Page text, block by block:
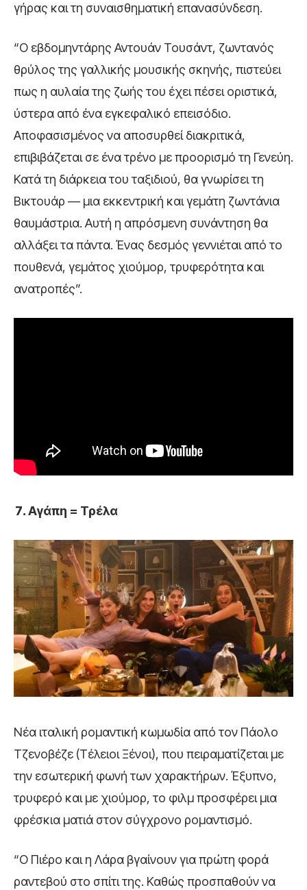
γήρας και τη συναισθηματική επανασύνδεση.
“Ο εβδομηντάρης Αντουάν Τουσάντ, ζωντανός
θρύλος της γαλλικής μουσικής σκηνής, πιστεύει
πως η αυλαία της ζωής του έχει πέσει οριστικά,
ύστερα από ένα εγκεφαλικό επεισόδιο.
Αποφασισμένος να αποσυρθεί διακριτικά,
επιβιβάζεται σε ένα τρένο με προορισμό τη Γενεύη.
Κατά τη διάρκεια του ταξιδιού, θα γνωρίσει τη
Βικτουάρ — μια εκκεντρική και γεμάτη ζωντάνια
θαυμάστρια. Αυτή η απρόσμενη συνάντηση θα
αλλάξει τα πάντα. Ένας δεσμός γεννιέται από το
πουθενά, γεμάτος χιούμορ, τρυφερότητα και
ανατροπές”.
Αγάπη = Τρέλα
Νέα ιταλική ρομαντική κωμωδία από τον Πάολο
Τζενοβέζε (Τέλειοι Ξένοι), που πειραματίζεται με
την εσωτερική φωνή των χαρακτήρων. Έξυπνο,
τρυφερό και με χιούμορ, το φιλμ προσφέρει μια
φρέσκια ματιά στον σύγχρονο ρομαντισμό.
“Ο Πιέρο και η Λάρα βγαίνουν για πρώτη φορά
ραντεβού στο σπίτι της. Καθώς προσπαθούν να